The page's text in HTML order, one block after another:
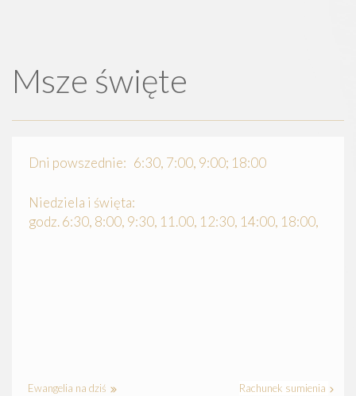
Msze święte
Dni powszednie: 6:30, 7:00, 9:00; 18:00
Niedziela i święta:
godz. 6:30, 8:00, 9:30, 11.00, 12:30, 14:00, 18:00,
Ewangelia na dziś Rachunek sumienia